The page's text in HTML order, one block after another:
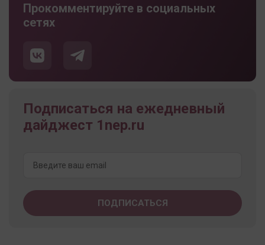
Прокомментируйте в социальных
сетях
Подписаться на ежедневный
дайджест 1nep.ru